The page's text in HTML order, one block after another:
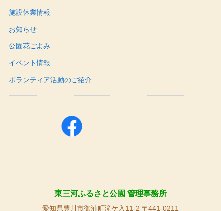
施設休業情報
お知らせ
公園花ごよみ
イベント情報
ボランティア活動のご紹介
東三河ふるさと公園 管理事務所
愛知県豊川市御油町滝ケ入11-2 〒441-0211